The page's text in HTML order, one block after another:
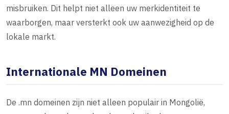
misbruiken. Dit helpt niet alleen uw merkidentiteit te
waarborgen, maar versterkt ook uw aanwezigheid op de
lokale markt.
Internationale MN Domeinen
De .mn domeinen zijn niet alleen populair in Mongolië,